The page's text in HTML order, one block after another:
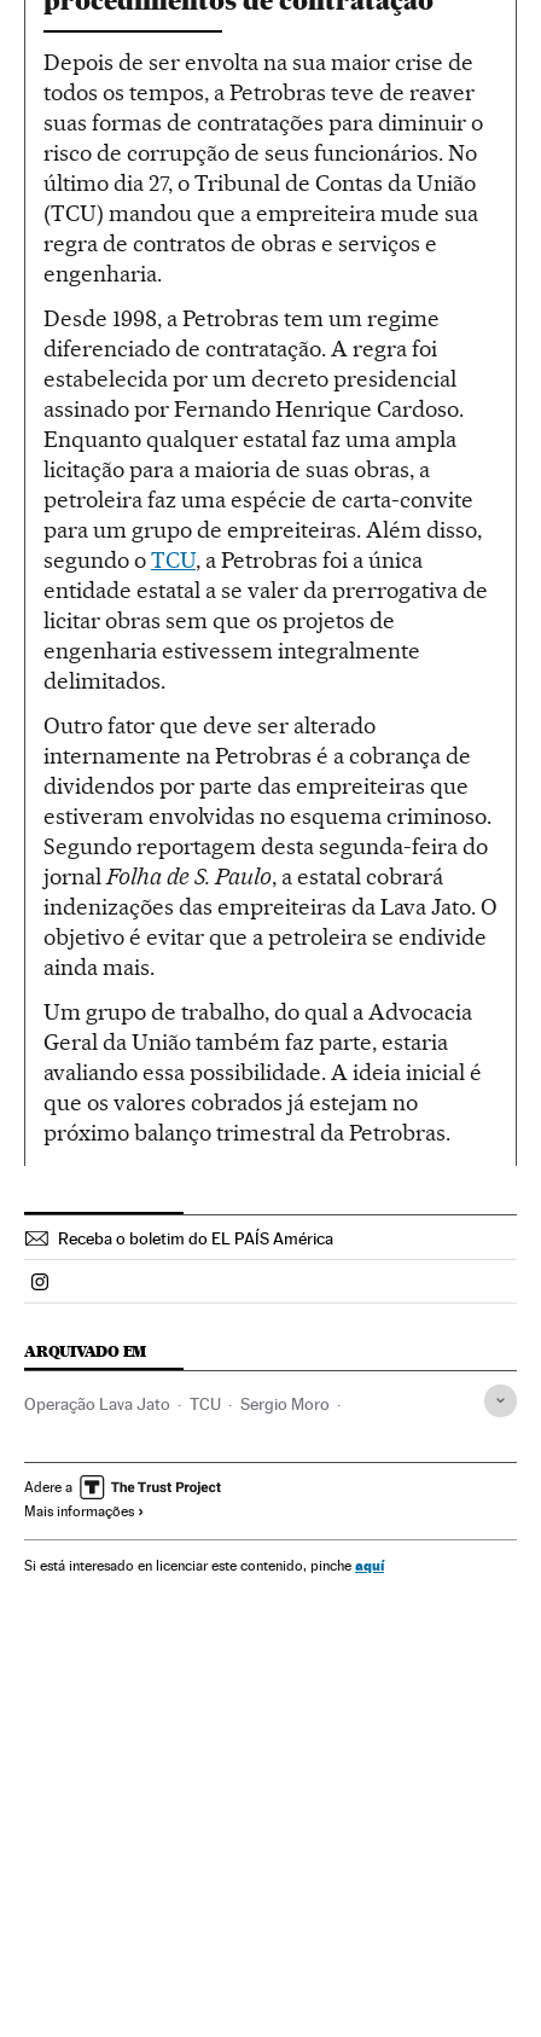
Depois de ser envolta na sua maior crise de
todos os tempos, a Petrobras teve de reaver
suas formas de contratações para diminuir o
risco de corrupção de seus funcionários. No
último dia 27, o Tribunal de Contas da União
(TCU) mandou que a empreiteira mude sua
regra de contratos de obras e serviços e
engenharia.
Desde 1998, a Petrobras tem um regime
diferenciado de contratação. A regra foi
estabelecida por um decreto presidencial
assinado por Fernando Henrique Cardoso.
Enquanto qualquer estatal faz uma ampla
licitação para a maioria de suas obras, a
petroleira faz uma espécie de carta-convite
para um grupo de empreiteiras. Além disso,
segundo oTCU, a Petrobras foi a única
entidade estatal a se valer da prerrogativa de
licitar obras sem que os projetos de
engenharia estivessem integralmente
delimitados.
Outro fator que deve ser alterado
internamente na Petrobras é a cobrança de
dividendos por parte das empreiteiras que
estiveram envolvidas no esquema criminoso.
Segundo reportagem desta segunda-feira do
jornalFolha de S. Paulo, a estatal cobrará
indenizações das empreiteiras da Lava Jato. O
objetivo é evitar que a petroleira se endivide
ainda mais.
Um grupo de trabalho, do qual a Advocacia
Geral da União também faz parte, estaria
avaliando essa possibilidade. A ideia inicial é
que os valores cobrados já estejam no
próximo balanço trimestral da Petrobras.
Receba o boletim do EL PAÍS América
Politica El País Brasil en Instagram
ARQUIVADO EM
Operação Lava Jato TCU Sergio Moro
Estado São Paulo Geraldo Alckmin
Escândalos políticos
Lavagem dinheiro Petrobras Financiamento partidos
Adere a
Mais informações
Si está interesado en licenciar este contenido, pinche aquí